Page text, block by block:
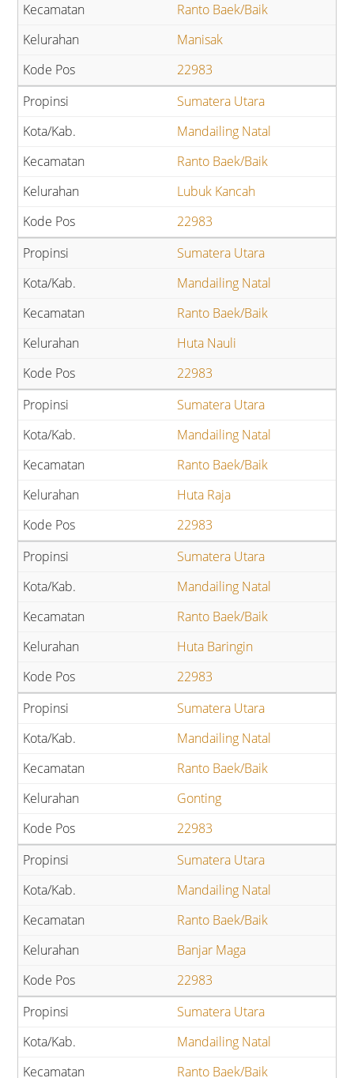
Ranto Baek/Baik
Manisak
22983
Sumatera Utara
Mandailing Natal
Ranto Baek/Baik
Lubuk Kancah
22983
Sumatera Utara
Mandailing Natal
Ranto Baek/Baik
Huta Nauli
22983
Sumatera Utara
Mandailing Natal
Ranto Baek/Baik
Huta Raja
22983
Sumatera Utara
Mandailing Natal
Ranto Baek/Baik
Huta Baringin
22983
Sumatera Utara
Mandailing Natal
Ranto Baek/Baik
Gonting
22983
Sumatera Utara
Mandailing Natal
Ranto Baek/Baik
Banjar Maga
22983
Sumatera Utara
Mandailing Natal
Ranto Baek/Baik